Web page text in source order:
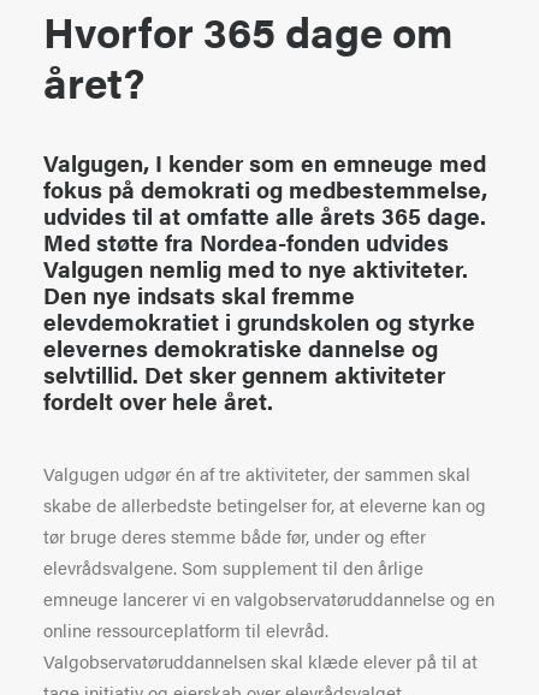
Hvorfor 365 dage om
året?
Valgugen, I kender som en emneuge med
fokus på demokrati og medbestemmelse,
udvides til at omfatte alle årets 365 dage.
Med støtte fra Nordea-fonden udvides
Valgugen nemlig med to nye aktiviteter.
Den nye indsats skal fremme
elevdemokratiet i grundskolen og styrke
elevernes demokratiske dannelse og
selvtillid. Det sker gennem aktiviteter
fordelt over hele året.
Valgugen udgør én af tre aktiviteter, der sammen skal
skabe de allerbedste betingelser for, at eleverne kan og
tør bruge deres stemme både før, under og efter
elevrådsvalgene. Som supplement til den årlige
emneuge lancerer vi en valgobservatøruddannelse og en
online ressourceplatform til elevråd.
Valgobservatøruddannelsen skal klæde elever på til at